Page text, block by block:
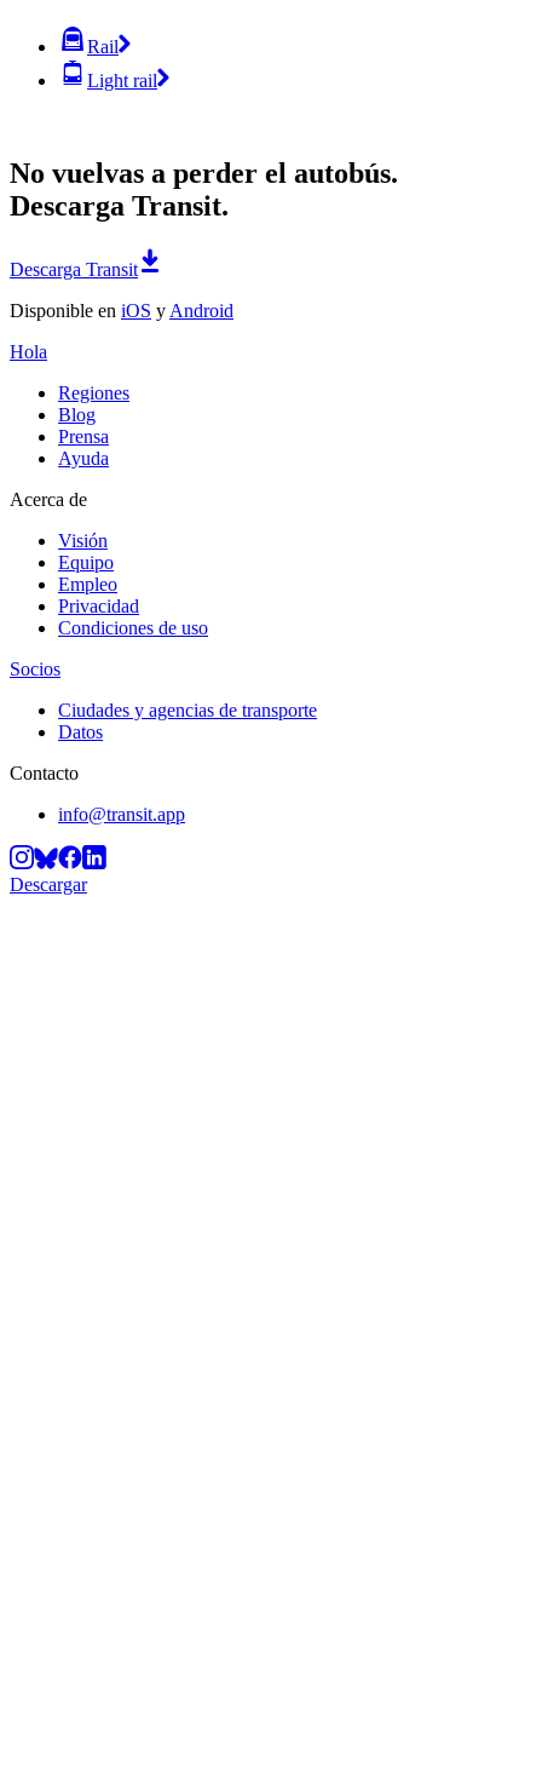
Rail
Light rail
No vuelvas a perder el autobús.
Descarga Transit.
Descarga Transit
Disponible en iOS y Android
Hola
Regiones
Blog
Prensa
Ayuda
Acerca de
Visión
Equipo
Empleo
Privacidad
Condiciones de uso
Socios
Ciudades y agencias de transporte
Datos
Contacto
info@transit.app
Descargar